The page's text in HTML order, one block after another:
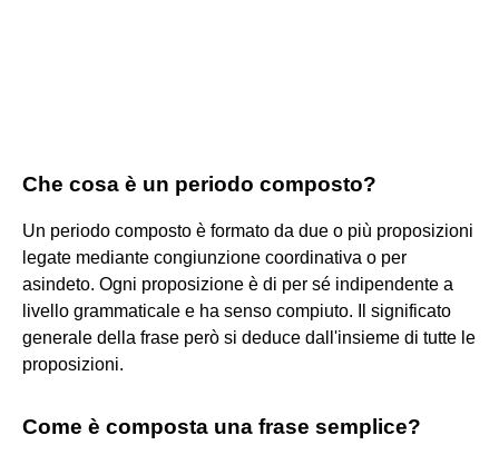
Che cosa è un periodo composto?
Un periodo composto è formato da due o più proposizioni
legate mediante congiunzione coordinativa o per
asindeto. Ogni proposizione è di per sé indipendente a
livello grammaticale e ha senso compiuto. Il significato
generale della frase però si deduce dall'insieme di tutte le
proposizioni.
Come è composta una frase semplice?